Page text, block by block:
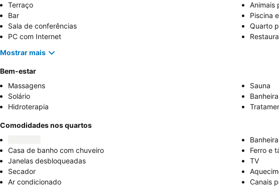
Terraço
Animais
Bar
Piscina
Sala de conferências
Quarto
PC com Internet
Mostrar mais
Bem-estar
Massagens
Sauna
Solário
Hidroterapia
Comodidades nos quartos
Banheira
Casa de banho com chuveiro
Ferro e
Janelas desbloqueadas
TV
Secador
Ar condicionado
Canais